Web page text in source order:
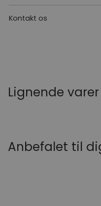
Kontakt os
Lignende varer
Anbefalet til